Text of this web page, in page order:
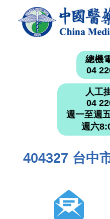
總機
04
人工
04
週一至週
週六
404327 台中